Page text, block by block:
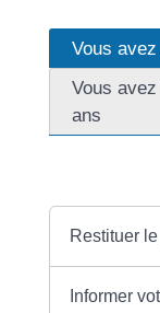
Vous
Vous
ans
Restituer
Informer